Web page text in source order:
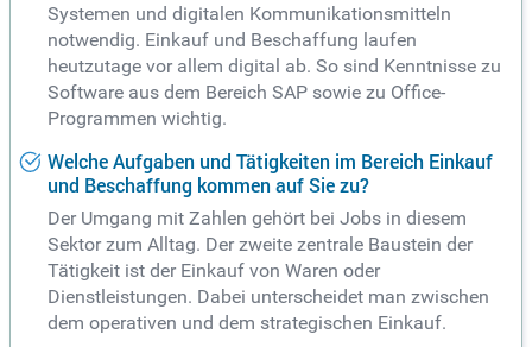
Systemen und digitalen Kommunikationsmitteln
notwendig. Einkauf und Beschaffung laufen
heutzutage vor allem digital ab. So sind Kenntnisse zu
Software aus dem Bereich SAP sowie zu Office-
Programmen wichtig.
Welche Aufgaben und Tätigkeiten im Bereich Einkauf
und Beschaffung kommen auf Sie zu?
Der Umgang mit Zahlen gehört bei Jobs in diesem
Sektor zum Alltag. Der zweite zentrale Baustein der
Tätigkeit ist der Einkauf von Waren oder
Dienstleistungen. Dabei unterscheidet man zwischen
dem operativen und dem strategischen Einkauf.